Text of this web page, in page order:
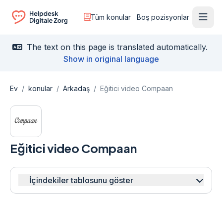
Ga naar de homepagina
Tüm konular Boş pozisyonlar
The text on this page is translated automatically.
Show in original language
Ev / konular / Arkadaş / Eğitici video Compaan
Eğitici video Compaan
İçindekiler tablosunu göster